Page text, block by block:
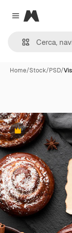
Close menu
Magnific
Home/Stock/PSD/
Premium